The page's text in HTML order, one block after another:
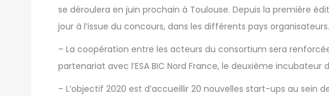
se déroulera en juin prochain à Toulouse. Depuis la première
jour à l’issue du concours, dans les différents pays organisateurs.
– La coopération entre les acteurs du consortium sera
partenariat avec l’ESA BIC Nord France, le deuxième incubateur
– L’objectif 2020 est d’accueillir 20 nouvelles start-ups au sein